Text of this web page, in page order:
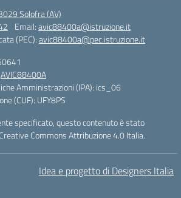
Solofra (AV)
Email:avic88400a@istruzione.it
(PEC):avic88400a@pec.istruzione.it
AVIC88400A
Amministrazioni (IPA): ics_06
(CUF): UFY8PS
specificato, questo contenuto è stato
Commons Attribuzione 4.0 Italia.
Idea e progetto di Designers Italia